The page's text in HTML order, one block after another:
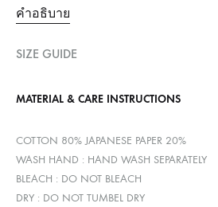
คำอธิบาย
SIZE GUIDE
MATERIAL & CARE INSTRUCTIONS
COTTON 80% JAPANESE PAPER 20%
WASH HAND : HAND WASH SEPARATELY
BLEACH : DO NOT BLEACH
DRY : DO NOT TUMBEL DRY